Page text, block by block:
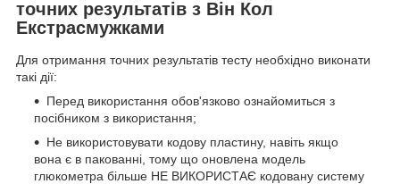
точних результатів з Він Кол
Екстрасмужками
Для отримання точних результатів тесту необхідно виконати
такі дії:
Перед використання обов'язково ознайомиться з
посібником з використання;
Не використовувати кодову пластину, навіть якщо
вона є в пакованні, тому що оновлена модель
глюкометра більше НЕ ВИКОРИСТАЄ кодовану систему